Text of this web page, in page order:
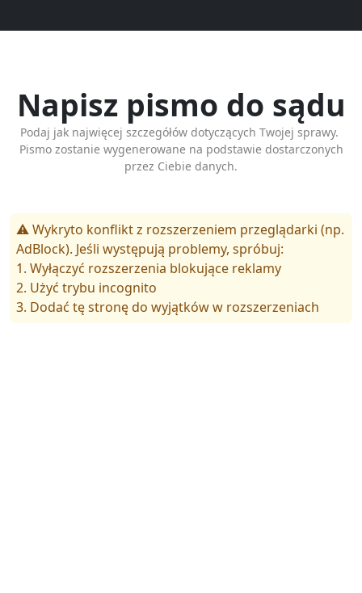
Napisz pismo do sądu
Podaj jak najwięcej szczegółów dotyczących Twojej sprawy.
Pismo zostanie wygenerowane na podstawie dostarczonych
przez Ciebie danych.
⚠️ Wykryto konflikt z rozszerzeniem przeglądarki (np.
AdBlock). Jeśli występują problemy, spróbuj:
1. Wyłączyć rozszerzenia blokujące reklamy
2. Użyć trybu incognito
3. Dodać tę stronę do wyjątków w rozszerzeniach